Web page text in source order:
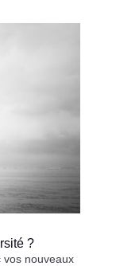
?
vos nouveaux